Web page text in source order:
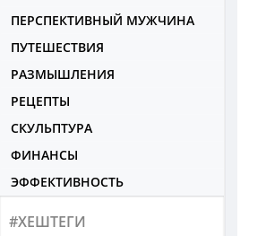
ПЕРСПЕКТИВНЫЙ МУЖЧИНА
ПУТЕШЕСТВИЯ
РАЗМЫШЛЕНИЯ
РЕЦЕПТЫ
СКУЛЬПТУРА
ФИНАНСЫ
ЭФФЕКТИВНОСТЬ
#ХЕШТЕГИ